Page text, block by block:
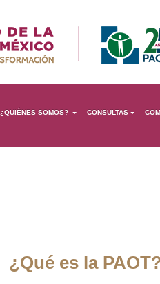
¿QUIÉNES SOMOS? CONSULTAS
¿Qué es la